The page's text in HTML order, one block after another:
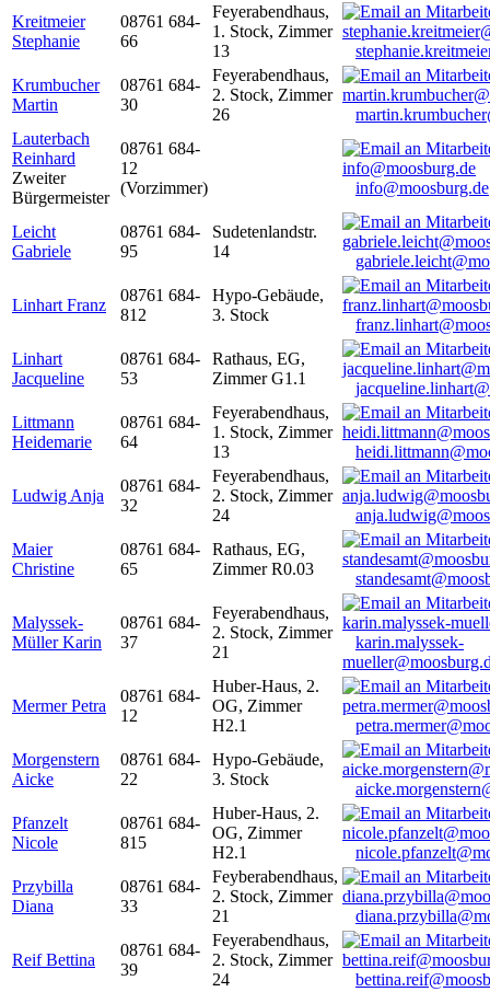
Kreitmeier
Stephanie
08761 684-
66
Feyerabendhaus,
1. Stock, Zimmer
13
Krumbucher
Martin
08761 684-
30
Feyerabendhaus,
2. Stock, Zimmer
26
Lauterbach
Reinhard
Zweiter
Bürgermeister
08761 684-
12
(Vorzimmer)
info@moosburg.de
Leicht
Gabriele
08761 684-
95
Sudetenlandstr.
14
Linhart Franz
08761 684-
812
Hypo-Gebäude,
3. Stock
Linhart
Jacqueline
08761 684-
53
Rathaus, EG,
Zimmer G1.1
Littmann
Heidemarie
08761 684-
64
Feyerabendhaus,
1. Stock, Zimmer
13
Ludwig Anja
08761 684-
32
Feyerabendhaus,
2. Stock, Zimmer
24
Maier
Christine
08761 684-
65
Rathaus, EG,
Zimmer R0.03
Malyssek-
Müller Karin
08761 684-
37
Feyerabendhaus,
2. Stock, Zimmer
21
karin.malyssek-
Mermer Petra
08761 684-
12
Huber-Haus, 2.
OG, Zimmer
H2.1
Morgenstern
Aicke
08761 684-
22
Hypo-Gebäude,
3. Stock
Pfanzelt
Nicole
08761 684-
815
Huber-Haus, 2.
OG, Zimmer
H2.1
Przybilla
Diana
08761 684-
33
Feyberabendhaus,
2. Stock, Zimmer
21
Reif Bettina
08761 684-
39
Feyerabendhaus,
2. Stock, Zimmer
24